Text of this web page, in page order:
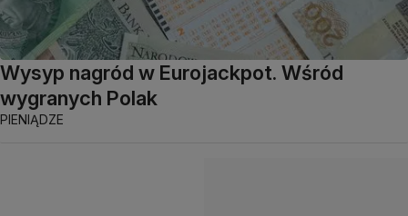
Wysyp nagród w Eurojackpot. Wśród
wygranych Polak
PIENIĄDZE